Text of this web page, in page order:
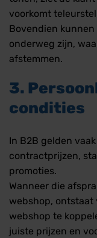
voorkomt
Bovendien
onderweg zijn,
afstemmen.
3.
condities
In B2B gelden
contractprijzen,
promoties.
Wanneer die
webshop, ontstaat
webshop te
juiste prijzen en